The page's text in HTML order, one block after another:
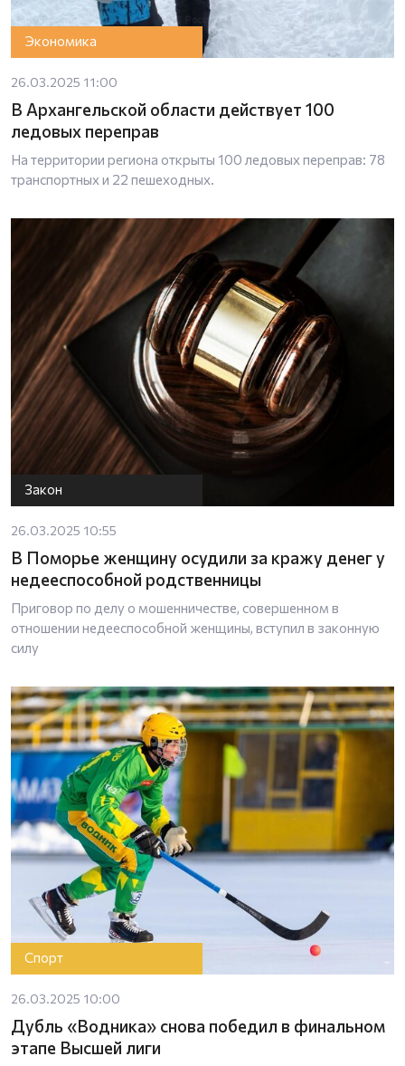
Экономика
26.03.2025 11:00
В Архангельской области действует 100
ледовых переправ
На территории региона открыты 100 ледовых переправ: 78
транспортных и 22 пешеходных.
Закон
26.03.2025 10:55
В Поморье женщину осудили за кражу денег у
недееспособной родственницы
Приговор по делу о мошенничестве, совершенном в
отношении недееспособной женщины, вступил в законную
силу
Спорт
26.03.2025 10:00
Дубль «Водника» снова победил в финальном
этапе Высшей лиги